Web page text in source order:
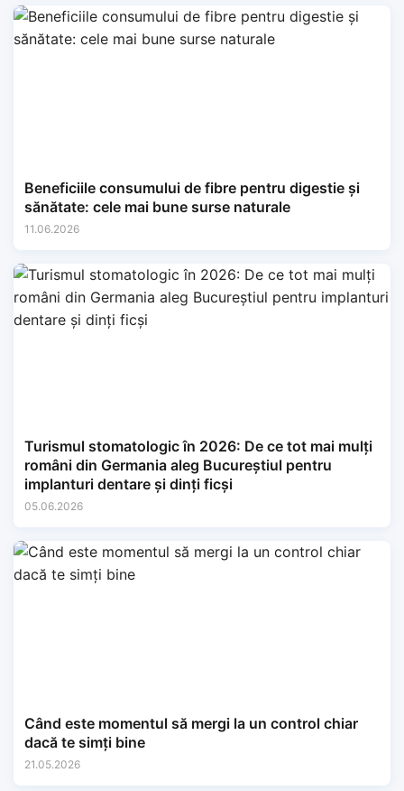
Beneficiile consumului de fibre pentru digestie și
sănătate: cele mai bune surse naturale
11.06.2026
Turismul stomatologic în 2026: De ce tot mai mulți
români din Germania aleg Bucureștiul pentru
implanturi dentare și dinți ficși
05.06.2026
Când este momentul să mergi la un control chiar
dacă te simți bine
21.05.2026